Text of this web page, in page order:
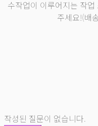
수작업이 이루어지는 작
주세요!(배
작성된 질문이 없습니다.